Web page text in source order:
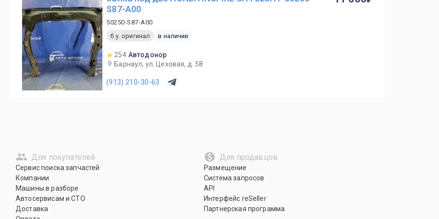
S87-A00
50250-S87-A00
б.у. оригинал
в наличии
254 Автодонор
Барнаул, ул. Цеховая, д. 58
(913) 210-30-63
Для покупателей
Сервис поиска запчастей
Компании
Машины в разборе
Автосервисам и СТО
Доставка
Для продавцов
Размещение
Система запросов
API
Интерфейс reSeller
Партнерская программа